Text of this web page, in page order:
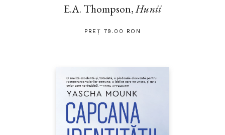
E.A. Thompson,Hunii
PREȚ 79.00 RON